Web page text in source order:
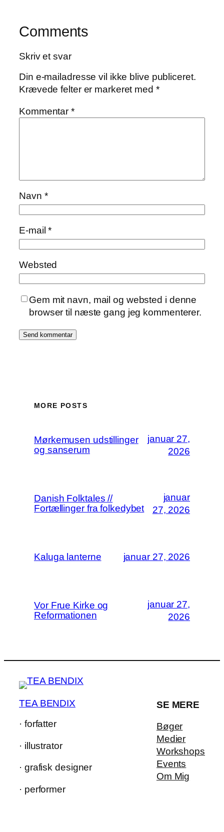
Comments
Skriv et svar
Din e-mailadresse vil ikke blive publiceret.
Krævede felter er markeret med *
Kommentar*
Navn *
E-mail*
Websted
Gem mit navn, mail og websted i denne
browser til næste gang jeg kommenterer.
MORE POSTS
Mørkemusen udstillinger
og sanserum
januar 27,
2026
Danish Folktales //
Fortællinger fra folkedybet
januar
27, 2026
Kaluga lanterne januar 27, 2026
Vor Frue Kirke og
Reformationen
januar 27,
2026
TEA BENDIX
· forfatter
· illustrator
· grafisk designer
· performer
SE MERE
Bøger
Medier
Workshops
Events
Om Mig